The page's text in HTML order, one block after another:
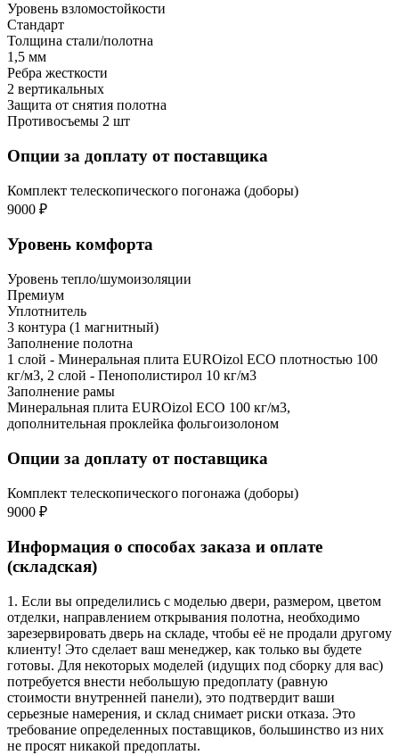
Уровень взломостойкости
Стандарт
Толщина стали/полотна
1,5 мм
Ребра жесткости
2 вертикальных
Защита от снятия полотна
Противосъемы 2 шт
Опции за доплату от поставщика
Комплект телескопического погонажа (доборы)
9000 ₽
Уровень комфорта
Уровень тепло/шумоизоляции
Премиум
Уплотнитель
3 контура (1 магнитный)
Заполнение полотна
1 слой - Минеральная плита EUROizol ECO плотностью 100
кг/м3, 2 слой - Пенополистирол 10 кг/м3
Заполнение рамы
Минеральная плита EUROizol ECO 100 кг/м3,
дополнительная проклейка фольгоизолоном
Опции за доплату от поставщика
Комплект телескопического погонажа (доборы)
9000 ₽
Информация о способах заказа и оплате
(складская)
1. Если вы определились с моделью двери, размером, цветом
отделки, направлением открывания полотна, необходимо
зарезервировать дверь на складе, чтобы её не продали другому
клиенту! Это сделает ваш менеджер, как только вы будете
готовы. Для некоторых моделей (идущих под сборку для вас)
потребуется внести небольшую предоплату (равную
стоимости внутренней панели), это подтвердит ваши
серьезные намерения, и склад снимает риски отказа. Это
требование определенных поставщиков, большинство из них
не просят никакой предоплаты.